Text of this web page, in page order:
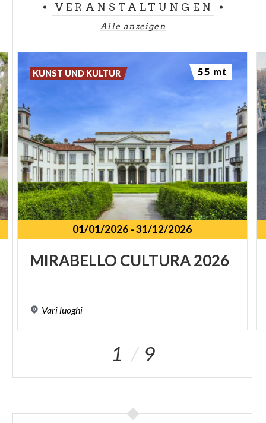
VERANSTALTUNGEN
Alle anzeigen
01/01/2026-31/12/2026
MIRABELLO CULTURA2026
Variluoghi
KUNST UND KULTUR 55 mt
1 9